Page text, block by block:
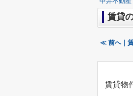
賃貸
≪ 前へ｜賃
賃貸物